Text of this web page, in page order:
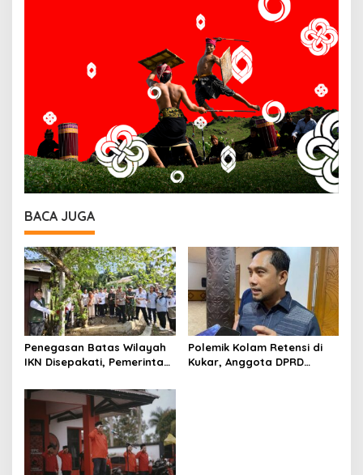
BACA JUGA
Penegasan Batas Wilayah
IKN Disepakati, Pemerintah
Tak Terganggu
Polemik Kolam Retensi di
Kukar, Anggota DPRD